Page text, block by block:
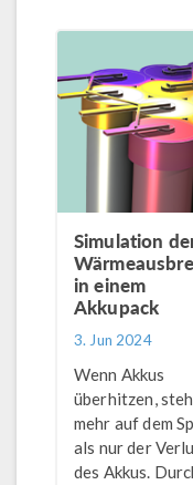
Optimization
Module in
COMSOL
Multiphysics.
Simulation
in einem
Akkupack
3. Jun 2024
Wenn Akkus
überhitzen,
mehr auf dem
als nur der
des Akkus.